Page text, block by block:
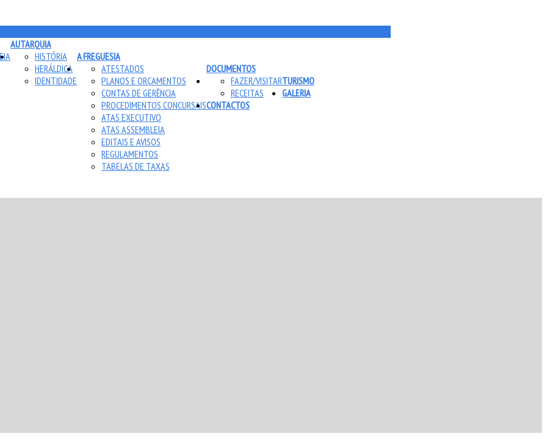
AUTARQUIA
A FREGUESIA
HISTÓRIA
HERÁLDICA
IDENTIDADE
DOCUMENTOS
ATESTADOS
PLANOS E ORÇAMENTOS
CONTAS DE GERÊNCIA
PROCEDIMENTOS CONCURSAIS
ATAS EXECUTIVO
ATAS ASSEMBLEIA
EDITAIS E AVISOS
REGULAMENTOS
TABELAS DE TAXAS
TURISMO
FAZER/VISITAR
RECEITAS
GALERIA
CONTACTOS